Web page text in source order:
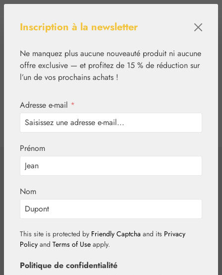
tcinn-a11y-toolbar.show
Globules neutres
taille 3 GPH
Inscription à la newsletter
Ne manquez plus aucune nouveauté produit ni aucune
offre exclusive — et profitez de 15 % de réduction sur
l’un de vos prochains achats !
Adresse e-mail *
Prénom
Nom
This site is protected by Friendly Captcha and its Privacy
Policy and Terms of Use apply.
Politique de confidentialité